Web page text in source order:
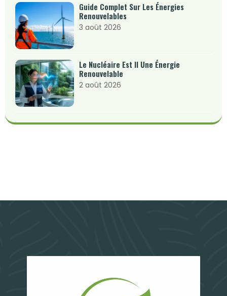
Guide Complet Sur Les Énergies
Renouvelables
3 août 2026
Le Nucléaire Est Il Une Énergie
Renouvelable
2 août 2026